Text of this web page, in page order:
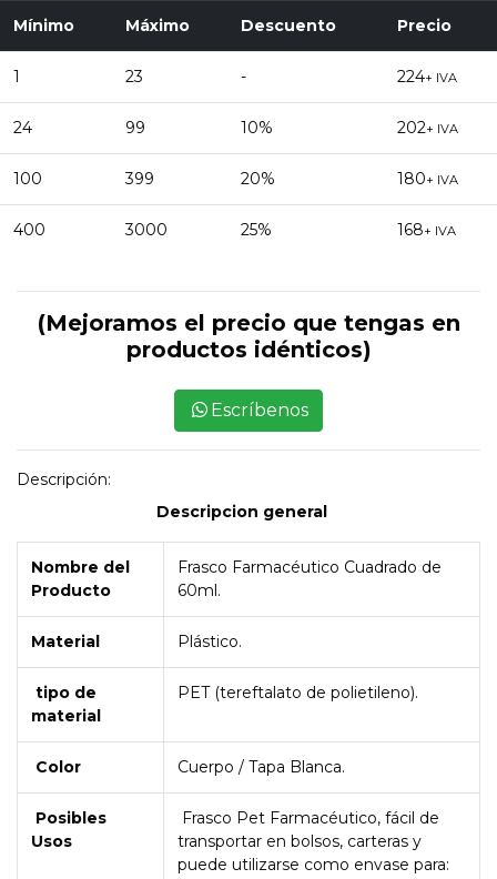
Mínimo Máximo Descuento Precio
1 23 - 224+ IVA
24 99 10% 202+ IVA
100 399 20% 180+ IVA
400 3000 25% 168+ IVA
(Mejoramos el precio que tengas en
productos idénticos)
Escríbenos
Descripción:
Descripcion general
Nombre del
Producto
Frasco Farmacéutico Cuadrado de
60ml.
Material Plástico.
tipo de
material
PET (tereftalato de polietileno).
Color Cuerpo / Tapa Blanca.
Posibles
Usos
Frasco Pet Farmacéutico, fácil de
transportar en bolsos, carteras y
puede utilizarse como envase para: